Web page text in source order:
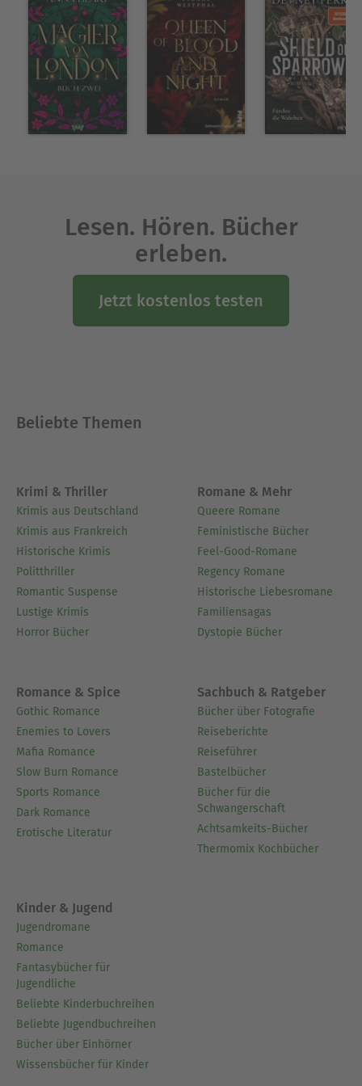
Autorin und ihre Bücher sind auf ihrer Homepage
zu finden: rebeccayarros.com
Ausblenden
Lesen. Hören. Bücher
erleben.
Jetzt kostenlos testen
Beliebte Themen
Krimi & Thriller
Krimis aus Deutschland
Krimis aus Frankreich
Historische Krimis
Politthriller
Romantic Suspense
Lustige Krimis
Horror Bücher
Romane & Mehr
Queere Romane
Feministische Bücher
Feel-Good-Romane
Regency Romane
Historische Liebesromane
Familiensagas
Dystopie Bücher
Romance & Spice
Gothic Romance
Enemies to Lovers
Mafia Romance
Slow Burn Romance
Sports Romance
Dark Romance
Erotische Literatur
Sachbuch & Ratgeber
Bücher über Fotografie
Reiseberichte
Reiseführer
Bastelbücher
Bücher für die
Schwangerschaft
Achtsamkeits-Bücher
Thermomix Kochbücher
Kinder & Jugend
Jugendromane
Romance
Fantasybücher für
Jugendliche
Beliebte Kinderbuchreihen
Beliebte Jugendbuchreihen
Bücher über Einhörner
Wissensbücher für Kinder